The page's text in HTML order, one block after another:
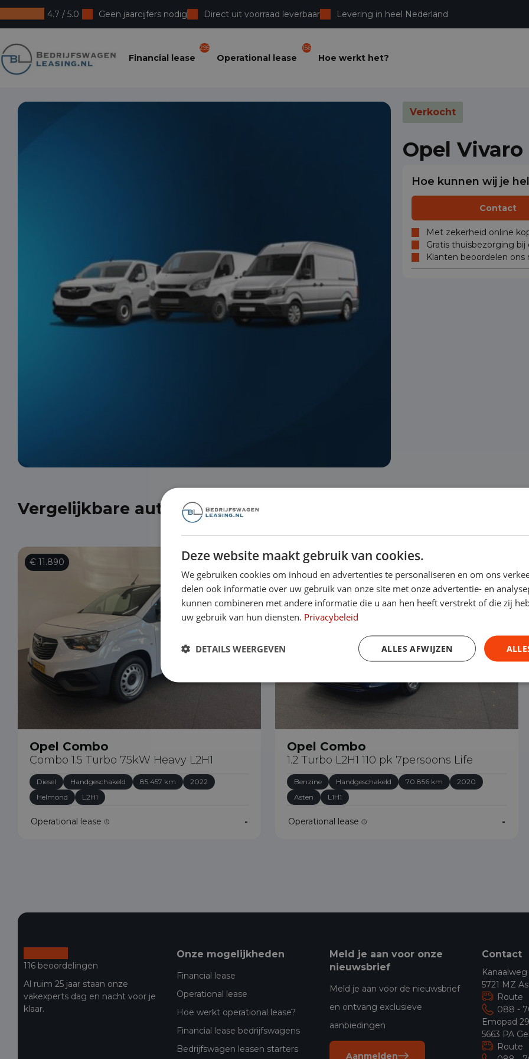
4.7 / 5.0 Geen jaarcijfers nodig Direct uit voorraad leverbaar Levering in heel Nederland
Bedrijfswagenleasing
Financial lease
295
Operational lease
156
Hoe werkt het?
Verkocht
Opel Vivaro
Hoe kunnen wij je
Contact
Met zekerheid online
Gratis thuisbezorging bij
Klanten beoordelen
Vergelijkbare auto's uit onze voorraad
€ 11.890
Opel Combo
Combo 1.5 Turbo 75kW Heavy L2H1
Diesel Handgeschakeld 85.457 km
2022
Helmond
L2H1
Operational lease -
€ 17.490
Opel Combo
1.2 Turbo L2H1 110 pk 7persoons Life
Benzine Handgeschakeld 70.856 km
2020
Asten
L1H1
Operational lease -
116 beoordelingen
Al ruim 25 jaar staan onze
vakexperts dag en nacht voor je
klaar.
Onze mogelijkheden
Financial lease
Operational lease
Hoe werkt operational lease?
Financial lease bedrijfswagens
Bedrijfswagen leasen starters
Meld je aan voor onze
nieuwsbrief
Meld je aan voor de nieuwsbrief
en ontvang exclusieve
aanbiedingen
Aanmelden
Contact
5721 MZ
Route
088 -
Emopad
5663 PA
Route
Deze website maakt gebruik van cookies.
We gebruiken cookies om inhoud en advertenties te personaliseren en om ons
delen ook informatie over uw gebruik van onze site met onze advertentie- en
kunnen combineren met andere informatie die u aan hen heeft verstrekt of die zij
uw gebruik van hun diensten. Privacybeleid
ALLES AFWIJZEN
DETAILS WEERGEVEN